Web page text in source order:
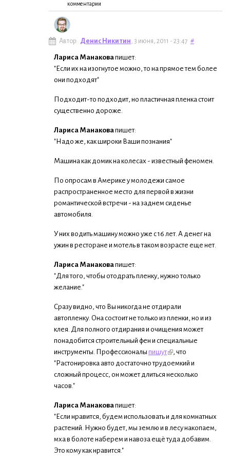
комментарии
Автор: Денис Никитин , 3 июня, 2011 - 23:47 #
Лариса Манаковапишет:
"Если их на изогнутое можно, то на прямое тем более
они подходят"
Подходит-то подходит, но пластичная пленка стоит
существенно дороже.
Лариса Манаковапишет:
"Надо же, как широки Ваши познания"
Машина как домик на колесах - известный феномен.
По опросам в Америке у молодежи самое
распространенное место для первой в жизни
романтической встречи - на заднем сиденье
автомобиля.
У них водить машину можно уже с 16 лет. А денег на
ужин в ресторане и мотель в таком возрасте еще нет.
Лариса Манаковапишет:
"Для того, чтобы отодрать пленку, нужно только
желание."
Сразу видно, что Вы никогда не отдирали
автопленку. Она состоит не только из пленки, но и из
клея. Для полного отдирания и очищения может
понадобится строительный фен и специальные
инструменты. Профессионалы пишут
, что
"Растонировка авто достаточно трудоемкий и
сложный процесс, он может длиться несколько
часов."
Лариса Манаковапишет:
"Если нравится, будем использовать и для комнатных
растений. Нужно будет, мы землю и в лесу накопаем,
мха в болоте наберем и навоза ещё туда добавим.
Это кому как нравится."